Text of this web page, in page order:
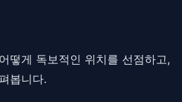
떻게 독보적인 위치를 선점하고,
봅니다.